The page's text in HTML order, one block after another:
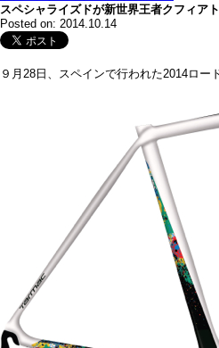
スペシャライズドが新世界王者クフィア
Posted on: 2014.10.14
９月28日、スペインで行われた2014ロ